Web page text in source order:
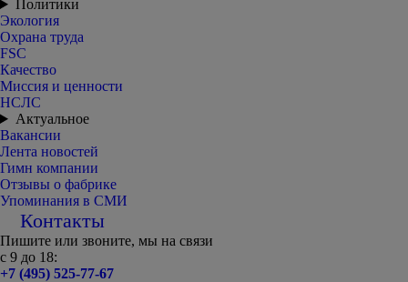
Политики
Экология
Охрана труда
FSC
Качество
Миссия и ценности
НСЛС
Актуальное
Вакансии
Лента новостей
Гимн компании
Отзывы о фабрике
Упоминания в СМИ
Контакты
Пишите или звоните, мы на связи
с 9 до 18:
+7 (495) 525-77-67